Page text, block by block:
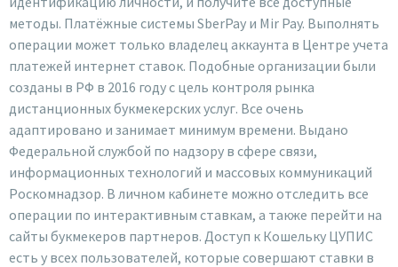
методы. Платёжные системы SberPay и Mir Pay. Выполнять
операции может только владелец аккаунта в Центре учета
платежей интернет ставок. Подобные организации были
созданы в РФ в 2016 году с цель контроля рынка
дистанционных букмекерских услуг. Все очень
адаптировано и занимает минимум времени. Выдано
Федеральной службой по надзору в сфере связи,
информационных технологий и массовых коммуникаций
Роскомнадзор. В личном кабинете можно отследить все
операции по интерактивным ставкам, а также перейти на
сайты букмекеров партнеров. Доступ к Кошельку ЦУПИС
есть у всех пользователей, которые совершают ставки в